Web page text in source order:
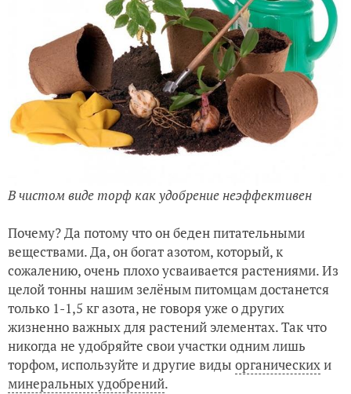
В чистом виде торф как удобрение неэффективен
Почему? Да потому что он беден питательными
веществами. Да, он богат азотом, который, к
сожалению, очень плохо усваивается растениями. Из
целой тонны нашим зелёным питомцам достанется
только 1-1,5 кг азота, не говоря уже о других
жизненно важных для растений элементах. Так что
никогда не удобряйте свои участки одним лишь
торфом, используйте и другие виды органическихи
минеральных удобрений.